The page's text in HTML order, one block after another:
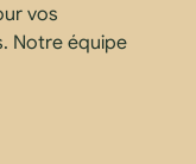
vos
Notre équipe